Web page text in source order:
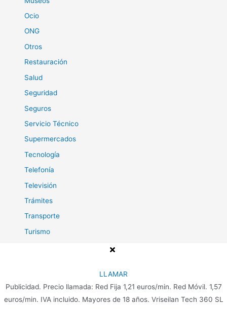
Ocio
ONG
Otros
Restauración
Salud
Seguridad
Seguros
Servicio Técnico
Supermercados
Tecnología
Telefonía
Televisión
Trámites
Transporte
Turismo
Copyright © 2026 Teléfono para Clientes
LLAMAR
Publicidad. Precio llamada: Red Fija 1,21 euros/min. Red Móvil. 1,57
euros/min. IVA incluido. Mayores de 18 años. Vriseilan Tech 360 SL